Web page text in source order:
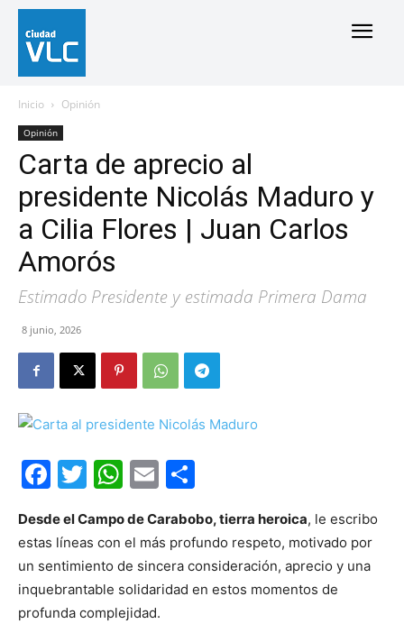
Inicio Opinión
Opinión
Carta de aprecio al
presidente Nicolás Maduro y
a Cilia Flores | Juan Carlos
Amorós
Estimado Presidente y estimada Primera Dama
8 junio, 2026
Facebook
Twitter
WhatsApp
Email
Desde el​ Campo de Carabobo, tierra heroica, le escribo
estas líneas con el más profundo respeto, motivado por
un sentimiento de sincera consideración, aprecio y una
inquebrantable solidaridad en estos momentos de
profunda complejidad.